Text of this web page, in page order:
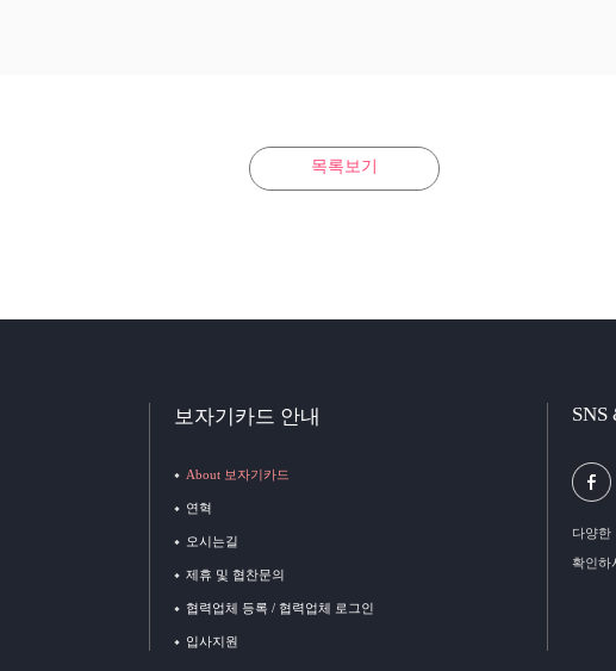
목록보기
보자기카드 안내
About 보자기카드
연혁
오시는길
제휴 및 협찬문의
협력업체 등록 / 협력업체 로그인
입사지원
SNS
다양한
확인하